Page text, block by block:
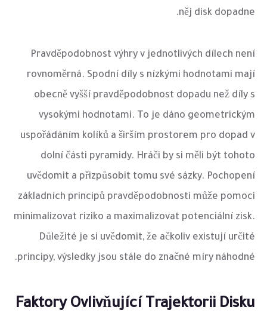
něj disk dopadne.
Pravděpodobnost výhry v jednotlivých dílech není
rovnoměrná. Spodní díly s nízkými hodnotami mají
obecně vyšší pravděpodobnost dopadu než díly s
vysokými hodnotami. To je dáno geometrickým
uspořádáním kolíků a širším prostorem pro dopad v
dolní části pyramidy. Hráči by si měli být tohoto
uvědomit a přizpůsobit tomu své sázky. Pochopení
základních principů pravděpodobnosti může pomoci
minimalizovat riziko a maximalizovat potenciální zisk.
Důležité je si uvědomit, že ačkoliv existují určité
principy, výsledky jsou stále do značné míry náhodné.
Faktory Ovlivňující Trajektorii Disku